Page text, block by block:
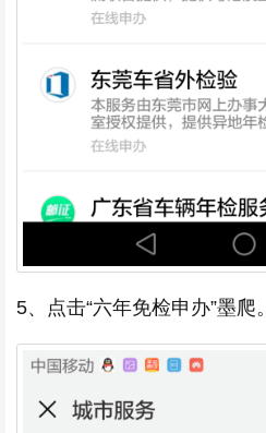
5、点击“六年免检申办”墨爬。